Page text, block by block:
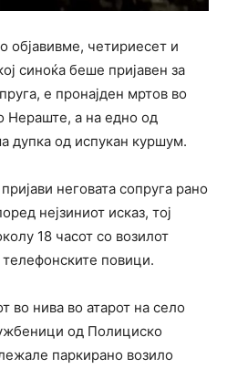
објавивме, четириесет и
синоќа беше пријавен за
е пронајден мртов во
Нераште, а на едно од
дупка од испукан куршум.
неговата сопруга рано
нејзиниот исказ, тој
18 часот со возилот
телефонските повици.
во нива во атарот на село
од Полициско
паркирано возило